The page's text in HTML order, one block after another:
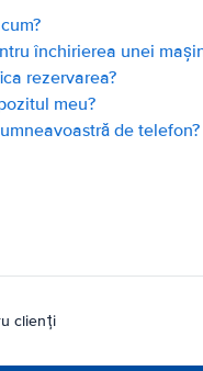
închirierea unei
rezervarea?
meu?
de telefon?
clienți